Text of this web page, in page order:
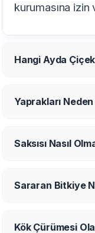
kurumasına
Hangi Ayda
Yaprakları
Saksısı Nasıl
Sararan Bitkiye
Kök Çürümesi